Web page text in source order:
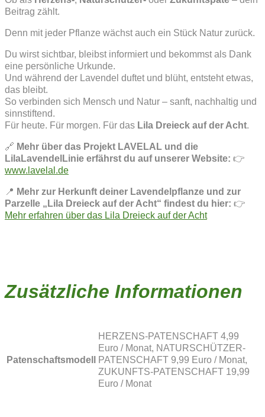
Beitrag zählt.
Denn mit jeder Pflanze wächst auch ein Stück Natur zurück.
Du wirst sichtbar, bleibst informiert und bekommst als Dank
eine persönliche Urkunde.
Und während der Lavendel duftet und blüht, entsteht etwas,
das bleibt.
So verbinden sich Mensch und Natur – sanft, nachhaltig und
sinnstiftend.
Für heute. Für morgen. Für das Lila Dreieck auf der Acht.
🔗 Mehr über das Projekt LAVELAL und die
LilaLavendelLinie erfährst du auf unserer Website: 👉
www.lavelal.de
📍 Mehr zur Herkunft deiner Lavendelpflanze und zur
Parzelle „Lila Dreieck auf der Acht“ findest du hier: 👉
Mehr erfahren über das Lila Dreieck auf der Acht
Zusätzliche Informationen
Patenschaftsmodell
HERZENS-PATENSCHAFT 4,99
Euro / Monat, NATURSCHÜTZER-
PATENSCHAFT 9,99 Euro / Monat,
ZUKUNFTS-PATENSCHAFT 19,99
Euro / Monat